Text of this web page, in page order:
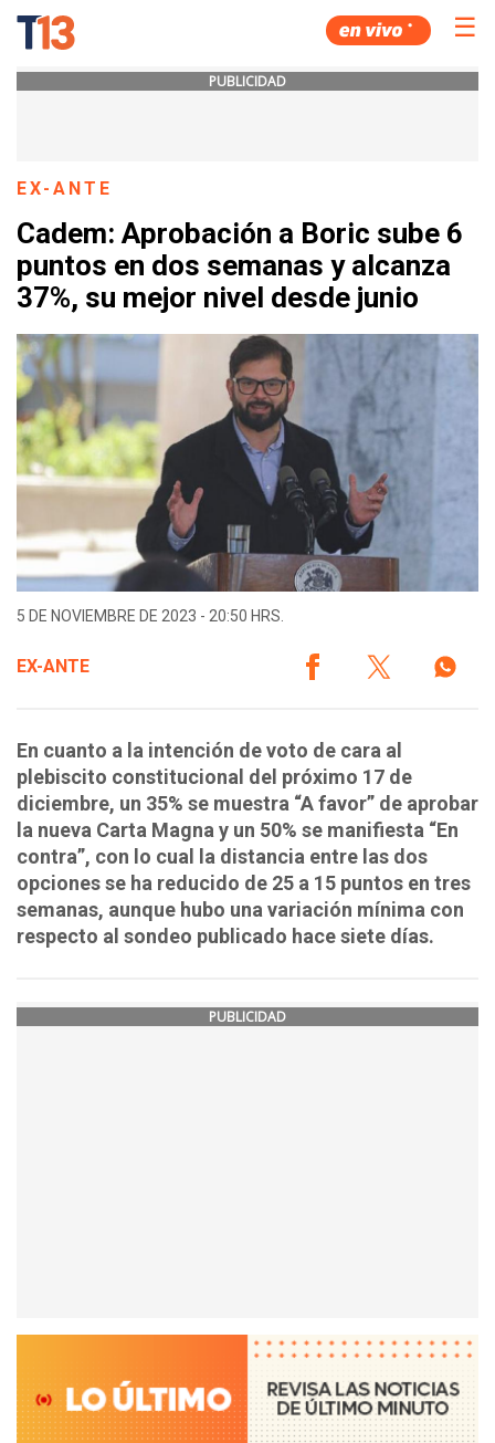
☰
PUBLICIDAD
EX-ANTE
Cadem: Aprobación a Boric sube 6
puntos en dos semanas y alcanza
37%, su mejor nivel desde junio
5 DE NOVIEMBRE DE 2023 - 20:50 HRS.
EX-ANTE
En cuanto a la intención de voto de cara al
plebiscito constitucional del próximo 17 de
diciembre, un 35% se muestra “A favor” de aprobar
la nueva Carta Magna y un 50% se manifiesta “En
contra”, con lo cual la distancia entre las dos
opciones se ha reducido de 25 a 15 puntos en tres
semanas, aunque hubo una variación mínima con
respecto al sondeo publicado hace siete días.
PUBLICIDAD